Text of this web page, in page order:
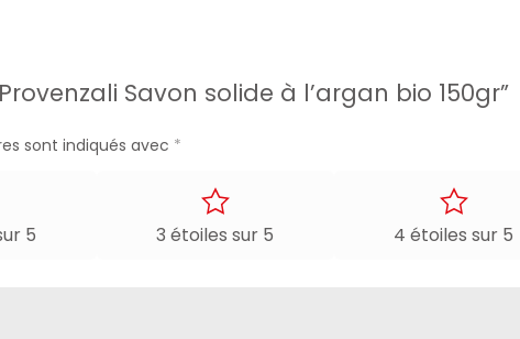
Savon solide à l’argan bio 150gr”
sont indiqués avec *
5 3 étoiles sur 5 4 étoiles sur 5